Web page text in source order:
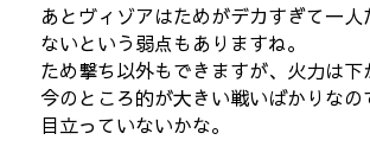
あとヴィゾアはためがデカすぎて一人
ないという弱点もありますね。
ため撃ち以外もできますが、火力は下
今のところ的が大きい戦いばかりな
目立っていないかな。